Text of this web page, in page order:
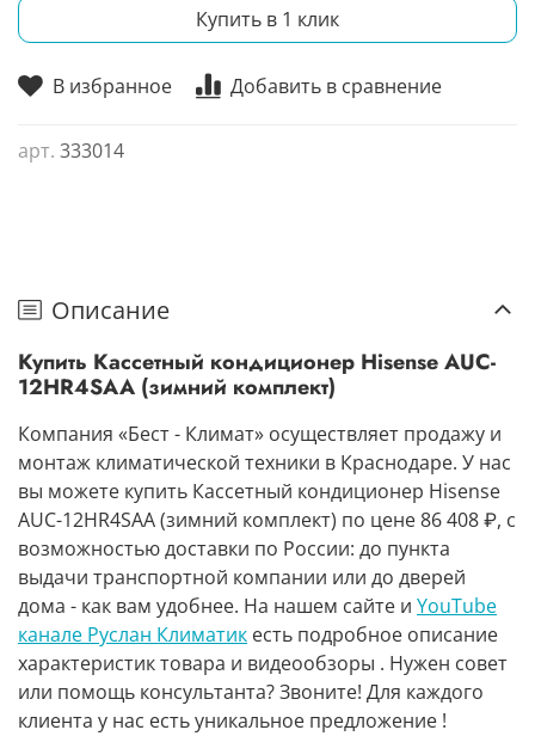
В избранное Добавить в сравнение
арт. 333014
Купить в 1 клик
Описание
Купить Кассетный кондиционер Hisense AUC-
12HR4SAA (зимний комплект)
Компания «Бест - Климат» осуществляет продажу и
монтаж климатической техники в Краснодаре. У нас
вы можете купить Кассетный кондиционер Hisense
AUC-12HR4SAA (зимний комплект) по цене 86 408 ₽, с
возможностью доставки по России: до пункта
выдачи транспортной компании или до дверей
дома - как вам удобнее. На нашем сайте и YouTube
канале Руслан Климатик есть подробное описание
характеристик товара и видеообзоры . Нужен совет
или помощь консультанта? Звоните! Для каждого
клиента у нас есть уникальное предложение !